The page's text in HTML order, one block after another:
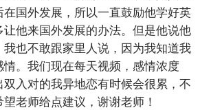
国外发展，所以一直鼓励他学好英
他来国外发展的办法。但是他说他
也不敢跟家里人说，因为我知道我
。我们现在每天视频，感情浓度
入对的我异地恋有时候会很累，不
老师给点建议，谢谢老师！